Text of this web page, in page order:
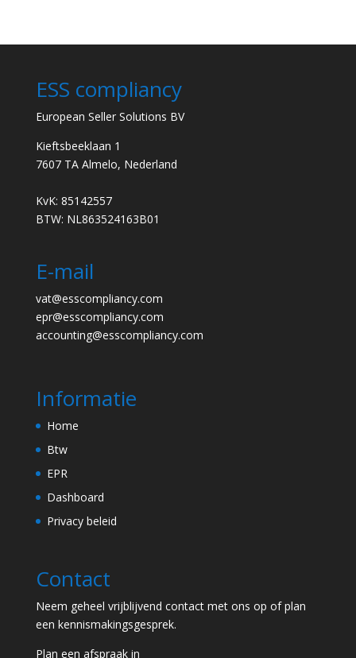
ESS compliancy
European Seller Solutions BV
Kieftsbeeklaan 1
7607 TA Almelo, Nederland
KvK: 85142557
BTW: NL863524163B01
E-mail
vat@esscompliancy.com
epr@esscompliancy.com
accounting@esscompliancy.com
Informatie
Home
Btw
EPR
Dashboard
Privacy beleid
Contact
Neem geheel vrijblijvend contact met ons op of plan
een kennismakingsgesprek.
Plan een afspraak in